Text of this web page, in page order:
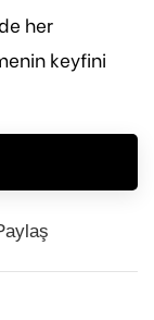
her
keyfini